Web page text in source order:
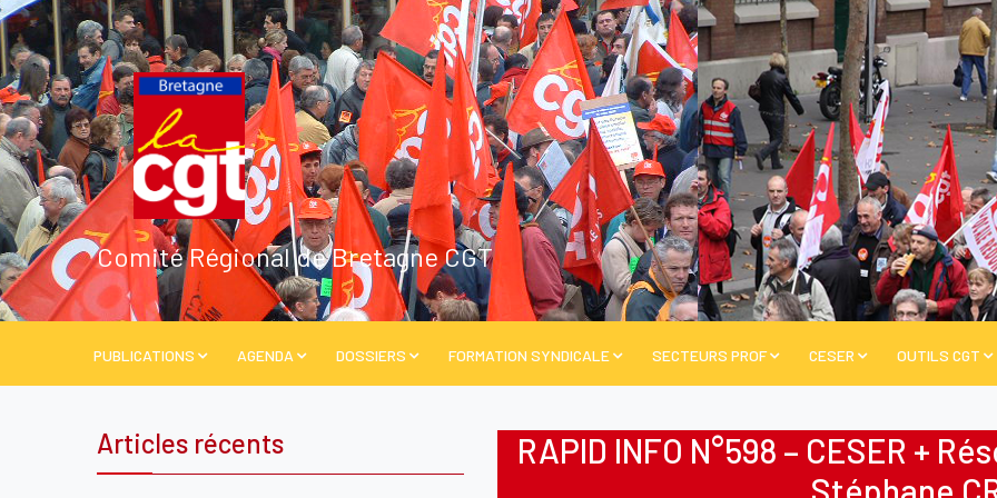
Comité Régional de Bretagne CGT
PUBLICATIONS AGENDA DOSSIERS FORMATION SYNDICALE SECTEURS PROF CESER OUTILS CGT
RAPID INFO N°598 – CESER +
Articles récents